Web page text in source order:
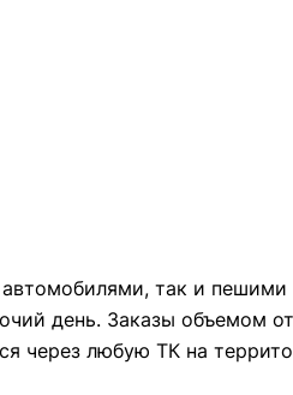
так и
день. Заказы объемом
через любую ТК на